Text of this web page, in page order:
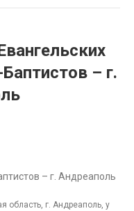
– г.
– г. Андреаполь
область, г. Андреаполь, у